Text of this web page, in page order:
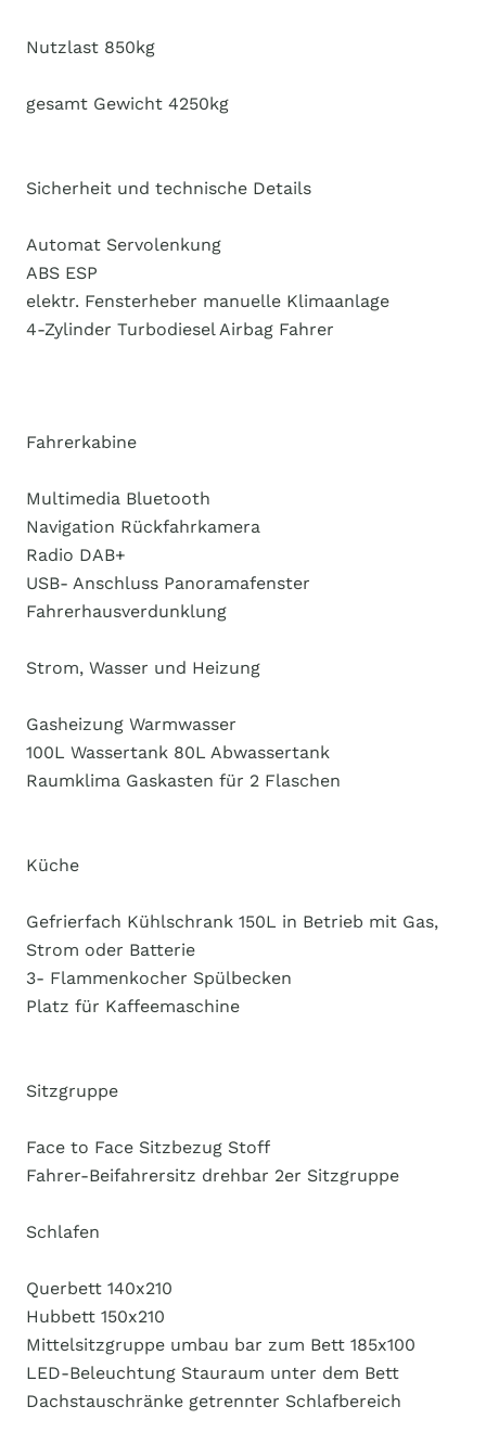
Nutzlast 850kg
gesamt Gewicht 4250kg
Sicherheit und technische Details
Automat Servolenkung
ABS ESP
elektr. Fensterheber manuelle Klimaanlage
4-Zylinder Turbodiesel Airbag Fahrer
Fahrerkabine
Multimedia Bluetooth
Navigation Rückfahrkamera
Radio DAB+
USB- Anschluss Panoramafenster
Fahrerhausverdunklung
Strom, Wasser und Heizung
Gasheizung Warmwasser
100L Wassertank 80L Abwassertank
Raumklima Gaskasten für 2 Flaschen
Küche
Gefrierfach Kühlschrank 150L in Betrieb mit Gas,
Strom oder Batterie
3- Flammenkocher Spülbecken
Platz für Kaffeemaschine
Sitzgruppe
Face to Face Sitzbezug Stoff
Fahrer-Beifahrersitz drehbar 2er Sitzgruppe
Schlafen
Querbett 140x210
Hubbett 150x210
Mittelsitzgruppe umbau bar zum Bett 185x100
LED-Beleuchtung Stauraum unter dem Bett
Dachstauschränke getrennter Schlafbereich